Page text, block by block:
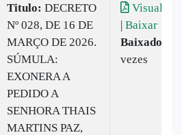
Titulo: DECRETO
Nº 028, DE 16 DE
MARÇO DE 2026.
SÚMULA:
EXONERA A
PEDIDO A
SENHORA THAIS
MARTINS PAZ,
Visualizar
| Baixar
Baixado:
vezes